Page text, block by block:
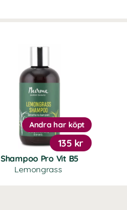
Shampoo Pro Vit B5
Lemongrass
Andra har köpt
135 kr